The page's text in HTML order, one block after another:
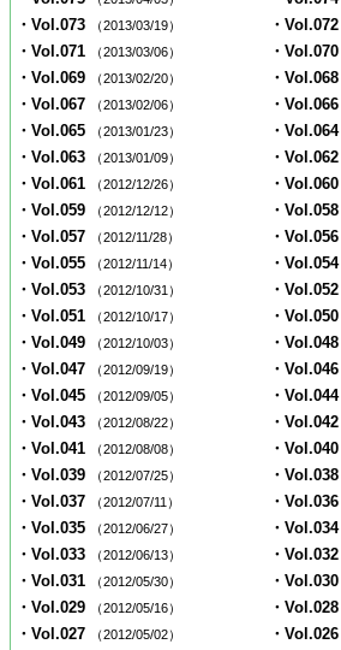
・Vol.073 （2013/03/19） ・Vol.072
・Vol.071 （2013/03/06） ・Vol.070
・Vol.069 （2013/02/20） ・Vol.068
・Vol.067 （2013/02/06） ・Vol.066
・Vol.065 （2013/01/23） ・Vol.064
・Vol.063 （2013/01/09） ・Vol.062
・Vol.061 （2012/12/26） ・Vol.060
・Vol.059 （2012/12/12） ・Vol.058
・Vol.057 （2012/11/28） ・Vol.056
・Vol.055 （2012/11/14） ・Vol.054
・Vol.053 （2012/10/31） ・Vol.052
・Vol.051 （2012/10/17） ・Vol.050
・Vol.049 （2012/10/03） ・Vol.048
・Vol.047 （2012/09/19） ・Vol.046
・Vol.045 （2012/09/05） ・Vol.044
・Vol.043 （2012/08/22） ・Vol.042
・Vol.041 （2012/08/08） ・Vol.040
・Vol.039 （2012/07/25） ・Vol.038
・Vol.037 （2012/07/11） ・Vol.036
・Vol.035 （2012/06/27） ・Vol.034
・Vol.033 （2012/06/13） ・Vol.032
・Vol.031 （2012/05/30） ・Vol.030
・Vol.029 （2012/05/16） ・Vol.028
・Vol.027 （2012/05/02） ・Vol.026